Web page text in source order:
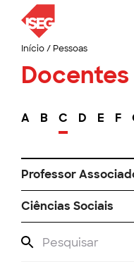
Início/ Pessoas
Docentes
A B C D E F
Professor
Ciências Sociais